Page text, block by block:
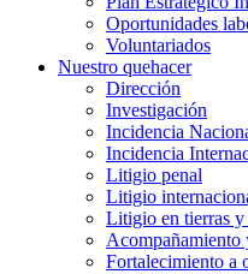
Oportunidades
Voluntariados
Nuestro quehacer
Dirección
Investigación
Incidencia
Incidencia
Litigio penal
Litigio
Litigio en tierras y
Acompañamiento
Fortalecimiento a